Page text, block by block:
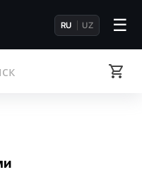
RU UZ ☰